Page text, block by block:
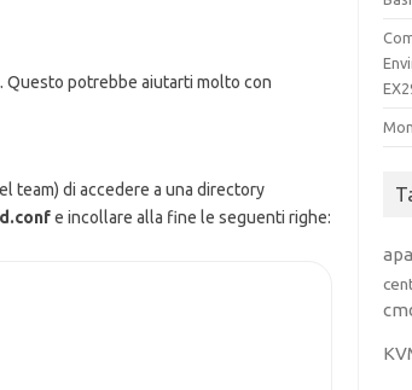
. Questo potrebbe aiutarti molto con
team) di accedere a una directory
e incollare alla fine le seguenti righe: